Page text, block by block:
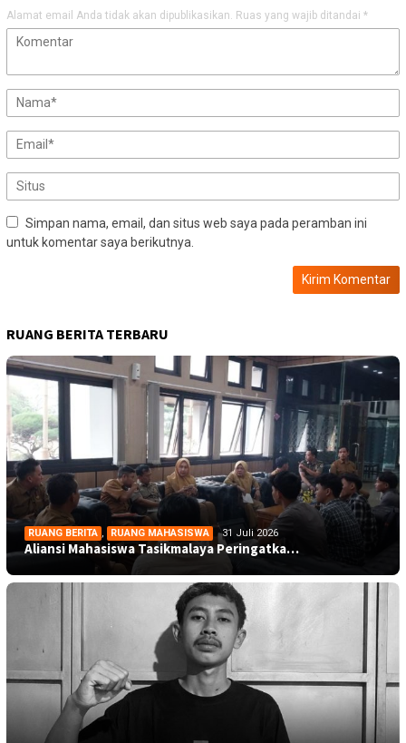
Alamat email Anda tidak akan dipublikasikan. Ruas yang wajib ditandai *
Simpan nama, email, dan situs web saya pada peramban ini
untuk komentar saya berikutnya.
RUANG BERITA TERBARU
RUANG BERITA , RUANG MAHASISWA 31 Juli 2026
Aliansi Mahasiswa Tasikmalaya Peringatka…